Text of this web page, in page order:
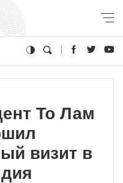
То Лам
визит в